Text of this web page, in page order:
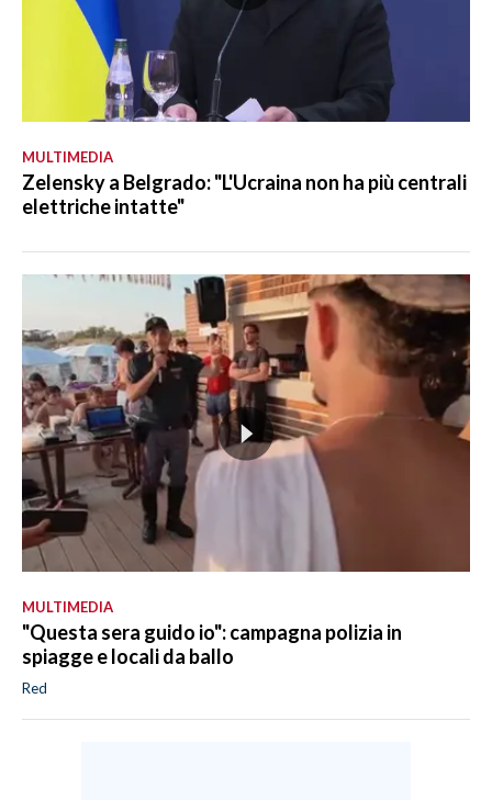
MULTIMEDIA
Zelensky a Belgrado: "L'Ucraina non ha più centrali
elettriche intatte"
MULTIMEDIA
"Questa sera guido io": campagna polizia in
spiagge e locali da ballo
Red